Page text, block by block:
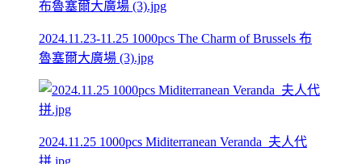
2024.11.23-11.25 1000pcs The Charm of Brussels 布
魯塞爾大廣場 (3).jpg
2024.11.25 1000pcs Miditerranean Veranda_夫人代
拼.jpg